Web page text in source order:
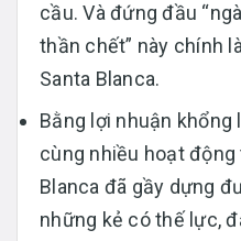
cầu. Và đứng đầu
thần chết” này chính
Santa Blanca.
Bằng lợi nhuận
cùng nhiều hoạt động
Blanca đã gầy dựng
những kẻ có thế lực,